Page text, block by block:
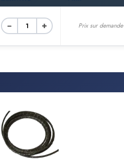
− + Prix sur demande